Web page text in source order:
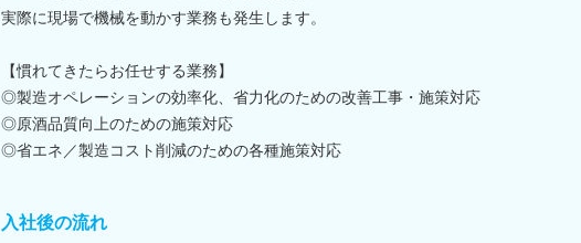
実際に現場で機械を動かす業務も発生します。
【慣れてきたらお任せする業務】
◎製造オペレーションの効率化、省力化のための改善工事・施策対応
◎原酒品質向上のための施策対応
◎省エネ／製造コスト削減のための各種施策対応
入社後の流れ